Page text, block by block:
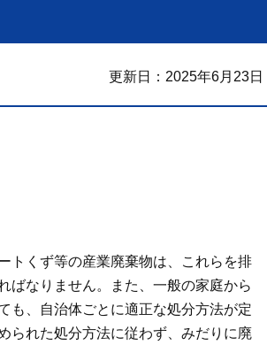
更新日：2025年6月23日
トくず等の産業廃棄物は、これらを排
ばなりません。また、一般の家庭から
も、自治体ごとに適正な処分方法が定
られた処分方法に従わず、みだりに廃